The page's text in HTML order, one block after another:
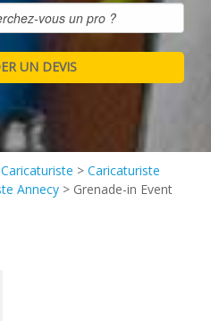
> Caricaturiste
Annecy > Grenade-in Event